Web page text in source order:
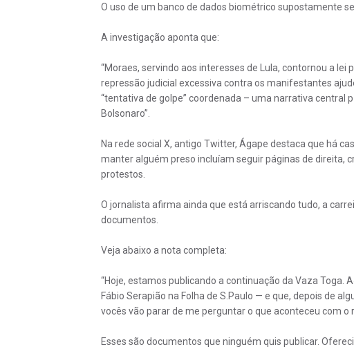
O uso de um banco de dados biométrico supostamente
A investigação aponta que:
“Moraes, servindo aos interesses de Lula, contornou a
repressão judicial excessiva contra os manifestantes
“tentativa de golpe” coordenada – uma narrativa central
Bolsonaro”.
Na rede social X, antigo Twitter, Ágape destaca que há
manter alguém preso incluíam seguir páginas de direita,
protestos.
O jornalista afirma ainda que está arriscando tudo, a
documentos.
Veja abaixo a nota completa:
“Hoje, estamos publicando a continuação da Vaza Toga.
Fábio Serapião na Folha de S.Paulo — e que, depois de
vocês vão parar de me perguntar o que aconteceu com o
Esses são documentos que ninguém quis publicar.